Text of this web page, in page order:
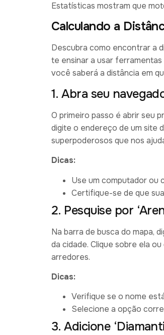
Estatísticas mostram que
Calculando a
Descubra como encontrar a
te ensinar a usar
você saberá a distância em
1. Abra seu
O primeiro passo é abrir seu
digite o endereço de um site
superpoderosos que nos
Dicas:
Use um computador ou
Certifique-se de que
2. Pesquise por
Na barra de busca do mapa,
da cidade. Clique sobre ela
arredores.
Dicas:
Verifique se o nome
Selecione a opção
3. Adicione